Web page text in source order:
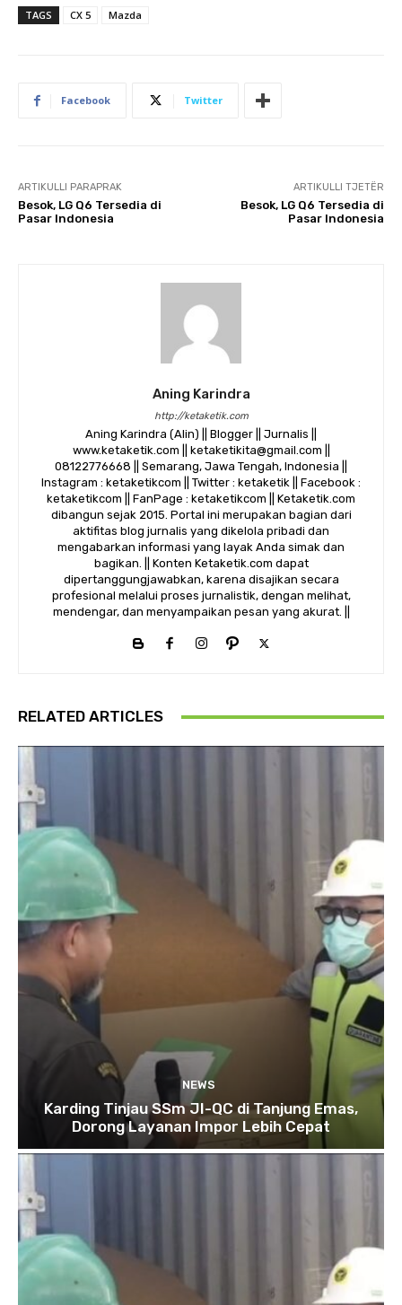
TAGS CX 5 Mazda
Facebook Twitter
ARTIKULLI PARAPRAK
Besok, LG Q6 Tersedia di
Pasar Indonesia
ARTIKULLI TJETËR
Besok, LG Q6 Tersedia di
Pasar Indonesia
Aning Karindra
http://ketaketik.com
Aning Karindra (Alin) || Blogger || Jurnalis ||
www.ketaketik.com || ketaketikita@gmail.com ||
08122776668 || Semarang, Jawa Tengah, Indonesia ||
Instagram : ketaketikcom || Twitter : ketaketik || Facebook :
ketaketikcom || FanPage : ketaketikcom || Ketaketik.com
dibangun sejak 2015. Portal ini merupakan bagian dari
aktifitas blog jurnalis yang dikelola pribadi dan
mengabarkan informasi yang layak Anda simak dan
bagikan. || Konten Ketaketik.com dapat
dipertanggungjawabkan, karena disajikan secara
profesional melalui proses jurnalistik, dengan melihat,
mendengar, dan menyampaikan pesan yang akurat. ||
RELATED ARTICLES
NEWS
Karding Tinjau SSm JI-QC di Tanjung Emas,
Dorong Layanan Impor Lebih Cepat